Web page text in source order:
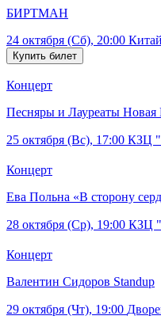
БИРТМАН
24 октября (Сб), 20:00
Концерт
Песняры и Лауреаты Новая
25 октября (Вс), 17:00 КЗЦ
Концерт
Ева Польна «В сторону
28 октября (Ср), 19:00 КЗЦ
Концерт
Валентин Сидоров Standup
29 октября (Чт), 19:00